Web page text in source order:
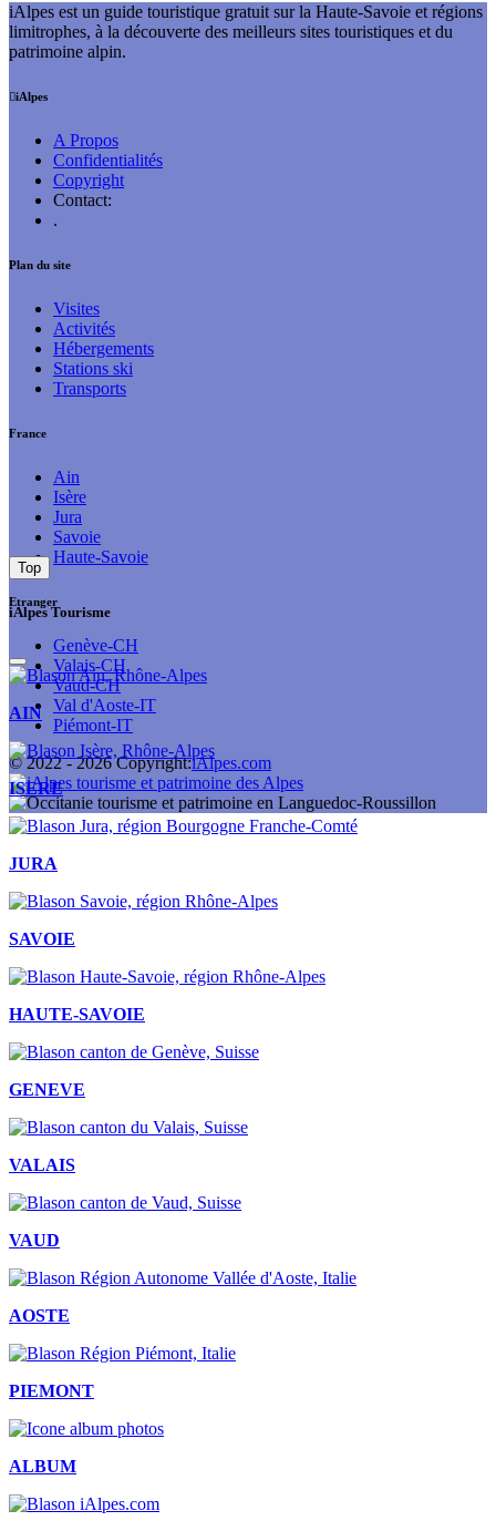
iAlpes est un guide touristique gratuit sur la Haute-Savoie et régions
limitrophes, à la découverte des meilleurs sites touristiques et du
patrimoine alpin.
iAlpes
A Propos
Confidentialités
Copyright
Contact:
.
Plan du site
Visites
Activités
Hébergements
Stations ski
Transports
France
Ain
Isère
Jura
Savoie
Haute-Savoie
Etranger
Genève-CH
Valais-CH
Vaud-CH
Val d'Aoste-IT
Piémont-IT
© 2022 -2026Copyright:iAlpes.com
Top
iAlpes Tourisme
AIN
ISERE
JURA
SAVOIE
HAUTE-SAVOIE
GENEVE
VALAIS
VAUD
AOSTE
PIEMONT
ALBUM